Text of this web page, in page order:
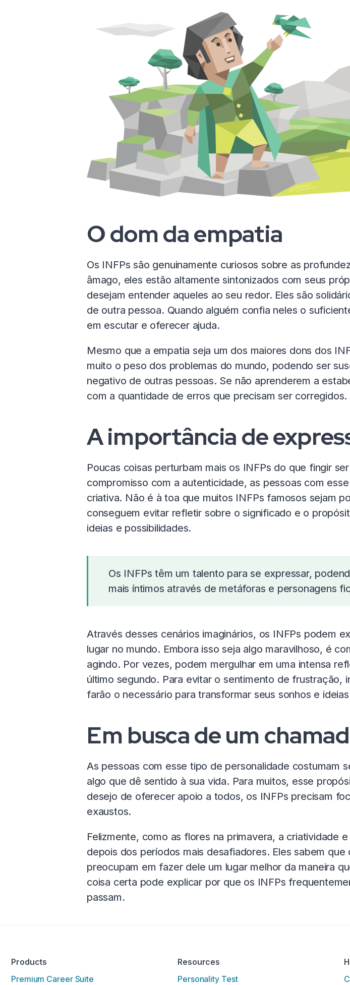
O dom da empatia
Os INFPs são genuinamente curiosos sobre as
âmago, eles estão altamente sintonizados com seus
desejam entender aqueles ao seu redor. Eles são
de outra pessoa. Quando alguém confia neles o
em escutar e oferecer ajuda.
Mesmo que a empatia seja um dos maiores dons dos
muito o peso dos problemas do mundo, podendo ser
negativo de outras pessoas. Se não aprenderem a
com a quantidade de erros que precisam ser corregidos.
A importância de
Poucas coisas perturbam mais os INFPs do que fingir
compromisso com a autenticidade, as pessoas com
criativa. Não é à toa que muitos INFPs famosos sejam
conseguem evitar refletir sobre o significado e o
ideias e possibilidades.
Os INFPs têm um talento para se expressar,
mais íntimos através de metáforas e personagens
Através desses cenários imaginários, os INFPs podem
lugar no mundo. Embora isso seja algo maravilhoso, é
agindo. Por vezes, podem mergulhar em uma intensa
último segundo. Para evitar o sentimento de frustração,
farão o necessário para transformar seus sonhos e
Em busca de um
As pessoas com esse tipo de personalidade costumam
algo que dê sentido à sua vida. Para muitos, esse
desejo de oferecer apoio a todos, os INFPs precisam
exaustos.
Felizmente, como as flores na primavera, a criatividade
depois dos períodos mais desafiadores. Eles sabem
preocupam em fazer dele um lugar melhor da maneira
coisa certa pode explicar por que os INFPs
passam.
Products
Premium Career Suite
Resources
Personality Test